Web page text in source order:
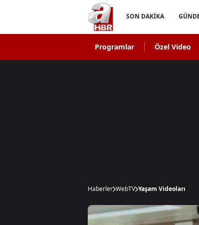
SON DAKİKA
Programlar Özel Video
Haberler WebTV Yaşam Videoları